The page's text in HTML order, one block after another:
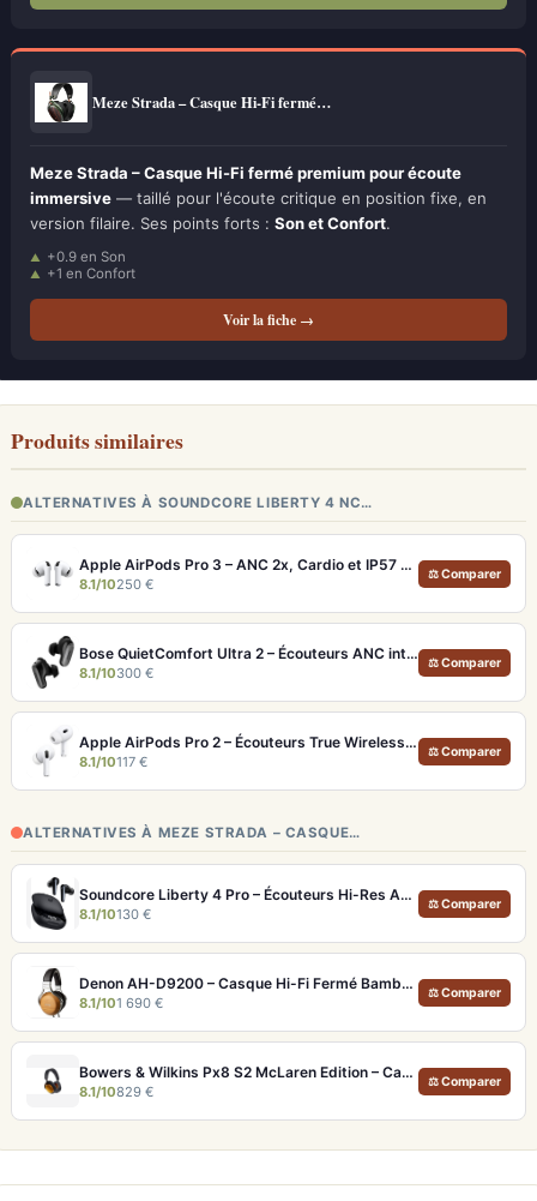
Meze Strada – Casque Hi-Fi fermé…
Meze Strada – Casque Hi-Fi fermé premium pour écoute
immersive — taillé pour l'écoute critique en position fixe, en
version filaire. Ses points forts : Son et Confort.
+0.9 en Son
+1 en Confort
Voir la fiche →
Produits similaires
ALTERNATIVES À SOUNDCORE LIBERTY 4 NC…
Apple AirPods Pro 3 – ANC 2x, Cardio et IP57 pour Écosystème iOS
8.1/10250 €
⚖ Comparer
Bose QuietComfort Ultra 2 – Écouteurs ANC intra-auriculaires avec son immersif
8.1/10300 €
⚖ Comparer
Apple AirPods Pro 2 – Écouteurs True Wireless ANC USB-C Blancs
8.1/10117 €
⚖ Comparer
ALTERNATIVES À MEZE STRADA – CASQUE…
Soundcore Liberty 4 Pro – Écouteurs Hi-Res ANC 7 Capteurs et Fast Charge
8.1/10130 €
⚖ Comparer
Denon AH-D9200 – Casque Hi-Fi Fermé Bambou FreeEdge Portable
8.1/101 690 €
⚖ Comparer
Bowers & Wilkins Px8 S2 McLaren Edition – Casque ANC hi-fi luxe et son de référence
8.1/10829 €
⚖ Comparer